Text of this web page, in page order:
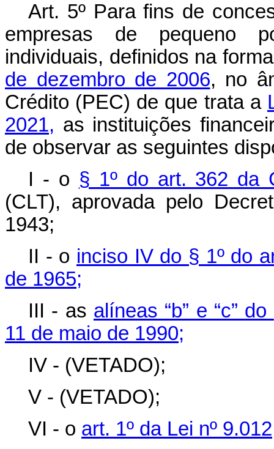
Art. 5º Para fins de
empresas de pequeno
individuais, definidos na
de dezembro de 2006, no
Crédito (PEC) de que trata a
2021, as instituições
de observar as seguintes
I - o § 1º do art. 362 da
(CLT), aprovada pelo
1943;
II - o inciso IV do § 1º do
de 1965;
III - as alíneas “b” e “c” do
11 de maio de 1990;
IV - (VETADO);
V - (VETADO);
VI - o art. 1º da Lei nº